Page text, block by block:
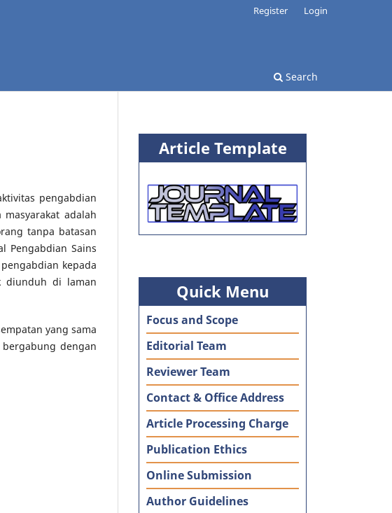
Search
Register Login
pengabdian
adalah
tanpa batasan
Pengabdian Sains
kepada
diunduh di laman
yang sama
dengan
Article Template
Quick Menu
Focus and Scope
Editorial Team
Reviewer Team
Contact & Office Address
Article Processing Charge
Publication Ethics
Online Submission
Author Guidelines